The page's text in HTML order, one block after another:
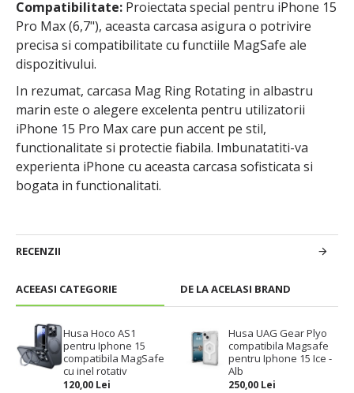
ACEEASI CATEGORIE DE LA ACELASI BRAND
Husa Hoco AS1
pentru Iphone 15
compatibila MagSafe
cu inel rotativ
120,00 Lei
Husa UAG Gear Plyo
compatibila Magsafe
pentru Iphone 15 Ice -
Alb
250,00 Lei
Compatibilitate: Proiectata special pentru iPhone 15
Pro Max (6,7"), aceasta carcasa asigura o potrivire
precisa si compatibilitate cu functiile MagSafe ale
dispozitivului.
In rezumat, carcasa Mag Ring Rotating in albastru
marin este o alegere excelenta pentru utilizatorii
iPhone 15 Pro Max care pun accent pe stil,
functionalitate si protectie fiabila. Imbunatatiti-va
experienta iPhone cu aceasta carcasa sofisticata si
bogata in functionalitati.
RECENZII